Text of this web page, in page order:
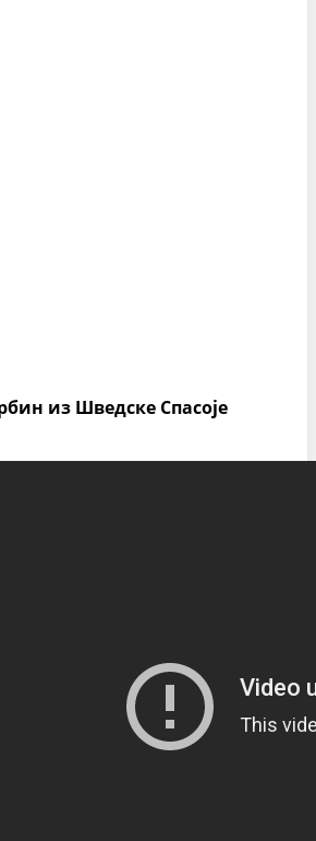
из Шведске Спасоје